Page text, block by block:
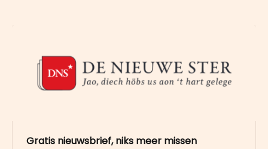
Gratis nieuwsbrief, niks meer missen